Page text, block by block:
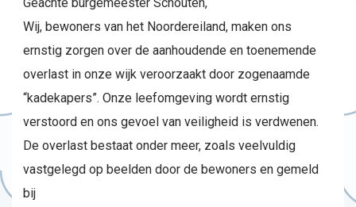
Wij, bewoners van het Noordereiland, maken ons
ernstig zorgen over de aanhoudende en toenemende
overlast in onze wijk veroorzaakt door zogenaamde
“kadekapers”. Onze leefomgeving wordt ernstig
verstoord en ons gevoel van veiligheid is verdwenen.
De overlast bestaat onder meer, zoals veelvuldig
vastgelegd op beelden door de bewoners en gemeld
bij